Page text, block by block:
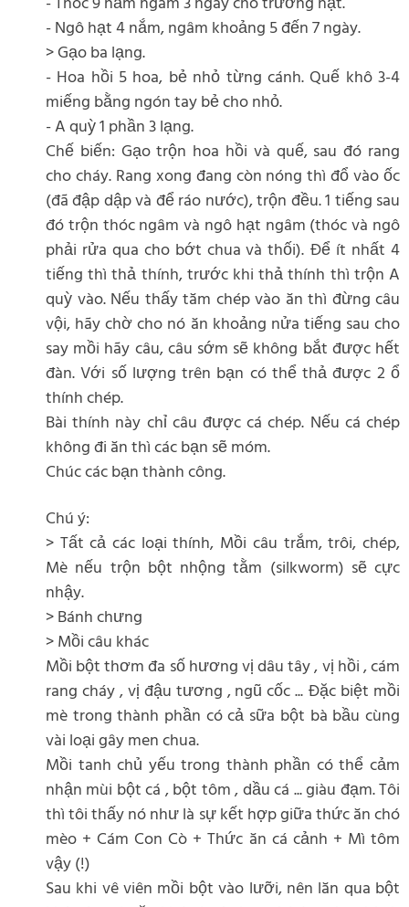
- Ngô hạt 4 nắm, ngâm khoảng 5 đến 7 ngày.
> Gạo ba lạng.
- Hoa hồi 5 hoa, bẻ nhỏ từng cánh. Quế khô 3-4
miếng bằng ngón tay bẻ cho nhỏ.
- A quỳ 1 phần 3 lạng.
Chế biến: Gạo trộn hoa hồi và quế, sau đó rang
cho cháy. Rang xong đang còn nóng thì đổ vào ốc
(đã đập dập và để ráo nước), trộn đều. 1 tiếng sau
đó trộn thóc ngâm và ngô hạt ngâm (thóc và ngô
phải rửa qua cho bớt chua và thối). Để ít nhất 4
tiếng thì thả thính, trước khi thả thính thì trộn A
quỳ vào. Nếu thấy tăm chép vào ăn thì đừng câu
vội, hãy chờ cho nó ăn khoảng nửa tiếng sau cho
say mồi hãy câu, câu sớm sẽ không bắt được hết
đàn. Với số lượng trên bạn có thể thả được 2 ổ
thính chép.
Bài thính này chỉ câu được cá chép. Nếu cá chép
không đi ăn thì các bạn sẽ móm.
Chúc các bạn thành công.
Chú ý:
> Tất cả các loại thính, Mồi câu trắm, trôi, chép,
Mè nếu trộn bột nhộng tằm (silkworm) sẽ cực
nhậy.
> Bánh chưng
> Mồi câu khác
Mồi bột thơm đa số hương vị dâu tây , vị hồi , cám
rang cháy , vị đậu tương , ngũ cốc ... Đặc biệt mồi
mè trong thành phần có cả sữa bột bà bầu cùng
vài loại gây men chua.
Mồi tanh chủ yếu trong thành phần có thể cảm
nhận mùi bột cá , bột tôm , dầu cá ... giàu đạm. Tôi
thì tôi thấy nó như là sự kết hợp giữa thức ăn chó
mèo + Cám Con Cò + Thức ăn cá cảnh + Mì tôm
vậy (!)
Sau khi vê viên mồi bột vào lưỡi, nên lăn qua bột